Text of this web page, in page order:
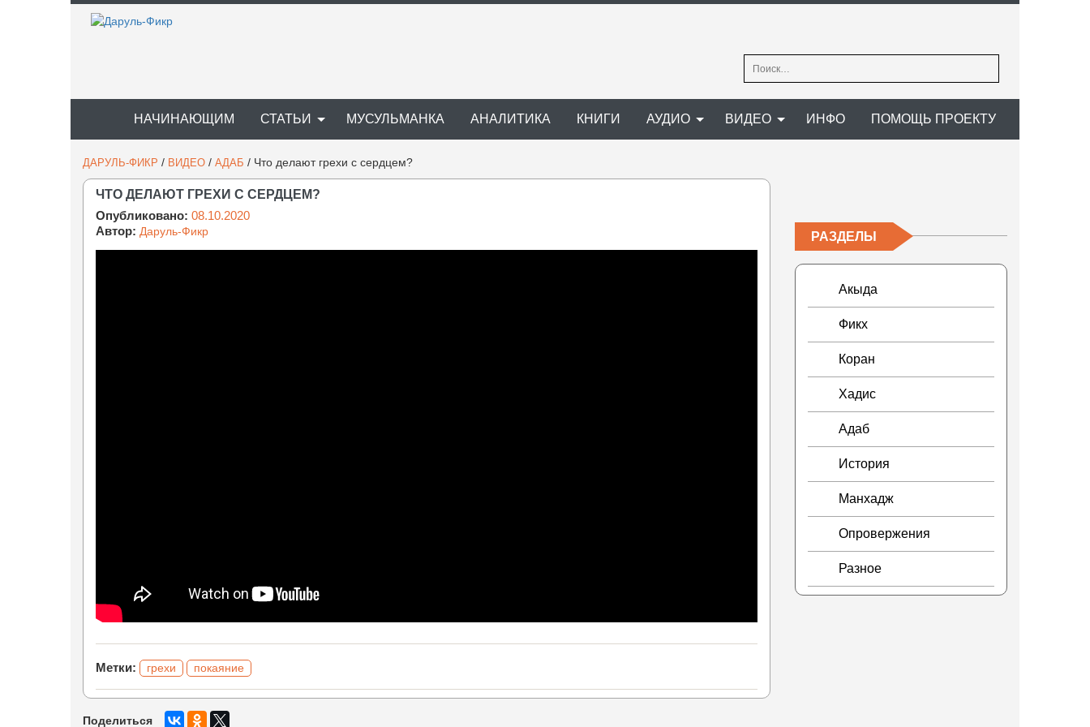
Найти:
НАЧИНАЮЩИМ СТАТЬИ МУСУЛЬМАНКА АНАЛИТИКА КНИГИ АУДИО ВИДЕО ИНФО ПОМОЩЬ ПРОЕКТУ
ДАРУЛЬ-ФИКР / ВИДЕО / АДАБ / Что делают грехи с сердцем?
ЧТО ДЕЛАЮТ ГРЕХИ С СЕРДЦЕМ?
Опубликовано: 08.10.2020
Автор: Даруль-Фикр
Метки: грехи покаяние
Поделиться
РАЗДЕЛЫ
Акыда
Фикх
Коран
Хадис
Адаб
История
Манхадж
Опровержения
Разное